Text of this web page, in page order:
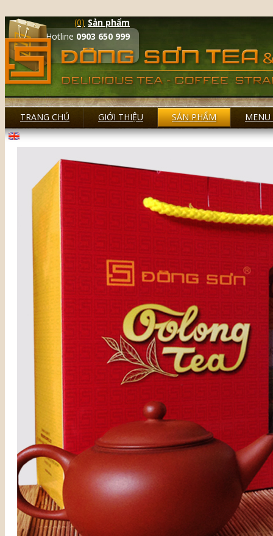
(0) Sản phẩm
Hotline 0903 650 999
TRANG CHỦ GIỚI THIỆU SẢN PHẨM MENU